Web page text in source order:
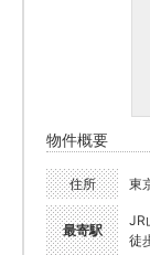
物件概要
住所 東
最寄駅
JR
徒